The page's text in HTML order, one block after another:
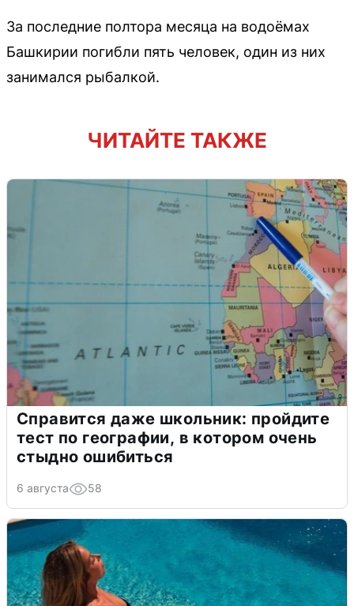
За последние полтора месяца на водоёмах
Башкирии погибли пять человек, один из них
занимался рыбалкой.
ЧИТАЙТЕ ТАКЖЕ
Справится даже школьник: пройдите
тест по географии, в котором очень
стыдно ошибиться
6 августа 58